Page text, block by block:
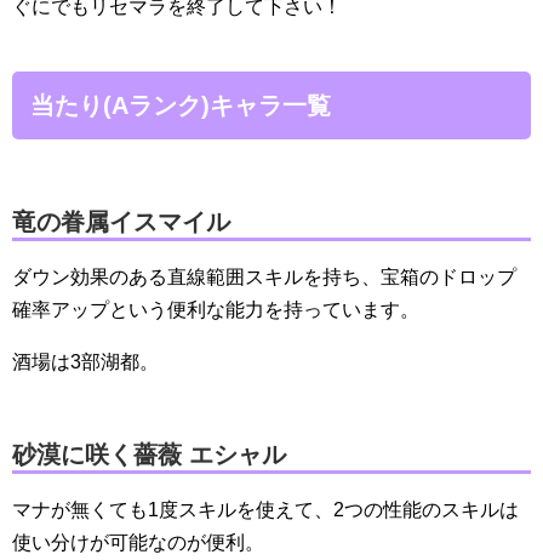
ぐにでもリセマラを終了して下さい！
当たり(Aランク)キャラ一覧
竜の眷属イスマイル
ダウン効果のある直線範囲スキルを持ち、宝箱のドロップ
確率アップという便利な能力を持っています。
酒場は3部湖都。
砂漠に咲く薔薇 エシャル
マナが無くても1度スキルを使えて、2つの性能のスキルは
使い分けが可能なのが便利。